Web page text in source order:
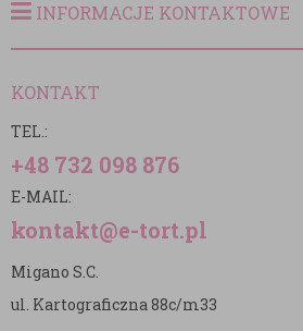
INFORMACJE KONTAKTOWE
KONTAKT
TEL.:
+48 732 098 876
E-MAIL:
kontakt@e-tort.pl
Migano S.C.
ul. Kartograficzna 88c/m33